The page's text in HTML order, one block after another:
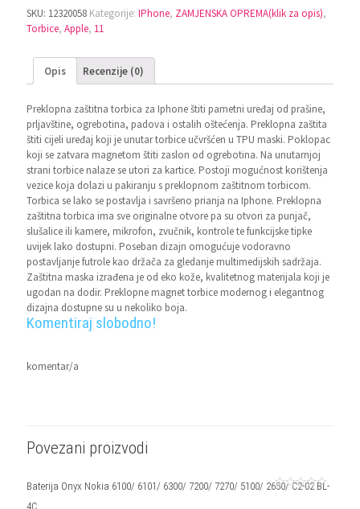
SKU: 12320058 Kategorije: IPhone, ZAMJENSKA OPREMA(klik za opis),
Torbice, Apple, 11
Opis Recenzije (0)
Preklopna zaštitna torbica za Iphone štiti pametni uređaj od prašine,
prljavštine, ogrebotina, padova i ostalih oštećenja. Preklopna zaštita
štiti cijeli uređaj koji je unutar torbice učvršćen u TPU maski. Poklopac
koji se zatvara magnetom štiti zaslon od ogrebotina. Na unutarnjoj
strani torbice nalaze se utori za kartice. Postoji mogućnost korištenja
vezice koja dolazi u pakiranju s preklopnom zaštitnom torbicom.
Torbica se lako se postavlja i savršeno prianja na Iphone. Preklopna
zaštitna torbica ima sve originalne otvore pa su otvori za punjač,
slušalice ili kamere, mikrofon, zvučnik, kontrole te funkcijske tipke
uvijek lako dostupni. Poseban dizajn omogućuje vodoravno
postavljanje futrole kao držača za gledanje multimedijskih sadržaja.
Zaštitna maska izrađena je od eko kože, kvalitetnog materijala koji je
ugodan na dodir. Preklopne magnet torbice modernog i elegantnog
dizajna dostupne su u nekoliko boja.
Komentiraj slobodno!
komentar/a
Povezani proizvodi
Baterija Onyx Nokia 6100/ 6101/ 6300/ 7200/ 7270/ 5100/ 2650/ C2-02 BL-
4C